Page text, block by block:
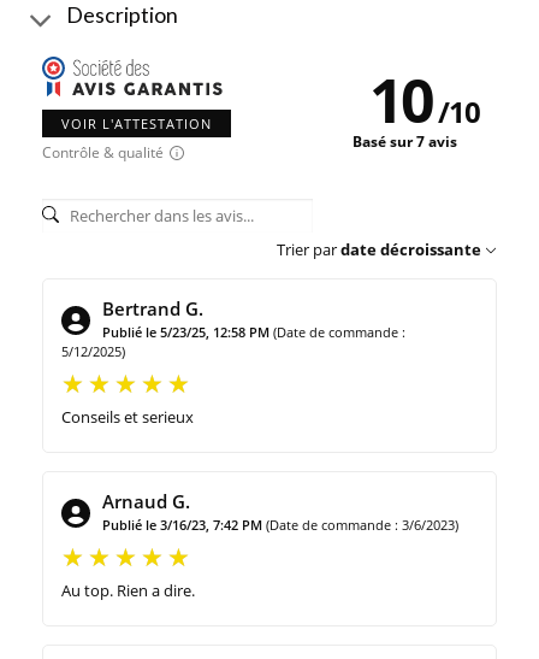
Description
VOIR L'ATTESTATION
Contrôle & qualité
10/10
Basé sur 7 avis
Trier pardate décroissante
Bertrand G.
Publié le 5/23/25, 12:58 PM (Date de commande :
5/12/2025)
Conseils et serieux
Arnaud G.
Publié le 3/16/23, 7:42 PM (Date de commande : 3/6/2023)
Au top. Rien a dire.